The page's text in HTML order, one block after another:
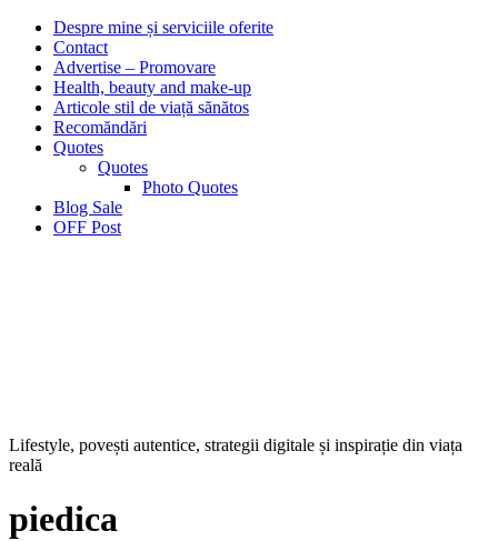
Despre mine și serviciile oferite
Contact
Advertise – Promovare
Health, beauty and make-up
Articole stil de viață sănătos
Recomăndări
Quotes
Quotes
Photo Quotes
Blog Sale
OFF Post
Lifestyle, povești autentice, strategii digitale și inspirație din viața
reală
piedica